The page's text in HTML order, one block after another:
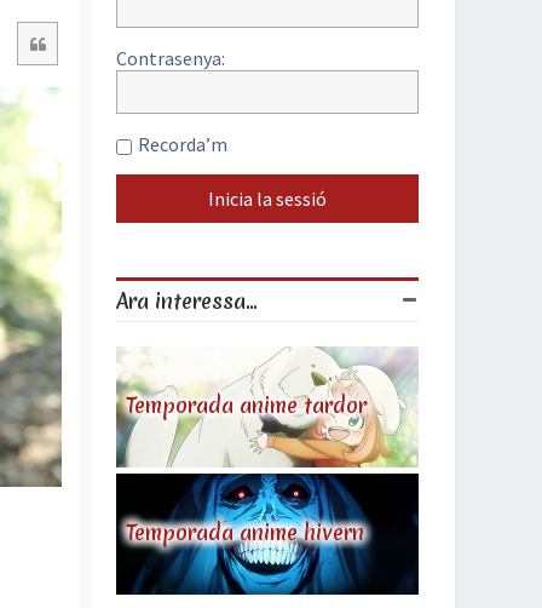
Contrasenya:
Recorda’m
Ara interessa...
Temporada anime tardor
Temporada anime hivern